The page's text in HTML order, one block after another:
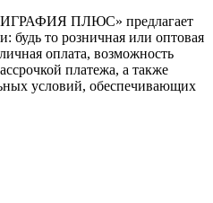
ПЛЮС» предлагает
будь то розничная или оптовая
оплата, возможность
платежа, а также
условий, обеспечивающих